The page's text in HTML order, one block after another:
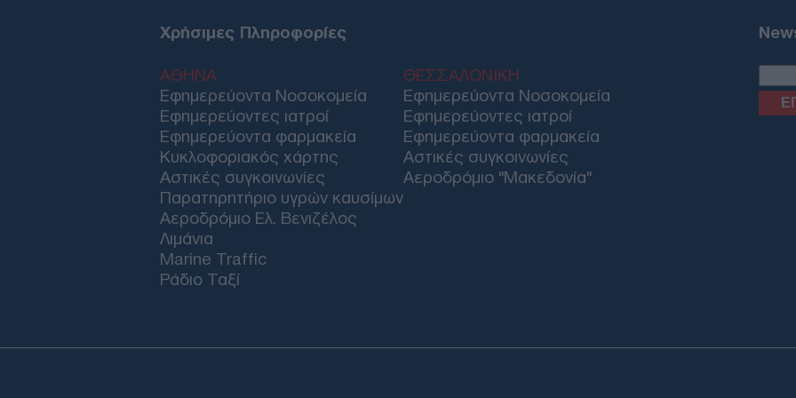
Χρήσιμες Πληροφορίες
ΑΘΗΝΑ
Εφημερεύοντα Νοσοκομεία
Εφημερεύοντες ιατροί
Εφημερεύοντα φαρμακεία
Κυκλοφοριακός χάρτης
Αστικές συγκοινωνίες
Παρατηρητήριο υγρών καυσίμων
Αεροδρόμιο Ελ. Βενιζέλος
Λιμάνια
Marine Traffic
Ράδιο Ταξί
ΘΕΣΣΑΛΟΝΙΚΗ
Εφημερεύοντα Νοσοκομεία
Εφημερεύοντες ιατροί
Εφημερεύοντα φαρμακεία
Αστικές συγκοινωνίες
Αεροδρόμιο "Μακεδονία"